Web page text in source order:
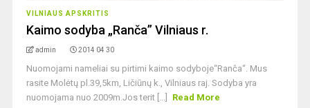
VILNIAUS APSKRITIS
Kaimo sodyba „Ranča” Vilniaus r.
admin 2014 04 30
Nuomojami nameliai su pirtimi kaimo sodyboje“Ranča“. Mus
rasite Molėtų pl.39,5km, Ličiūnų k., Vilniaus raj. Sodyba yra
nuomojama nuo 2009m.Jos terit [...]
Read More